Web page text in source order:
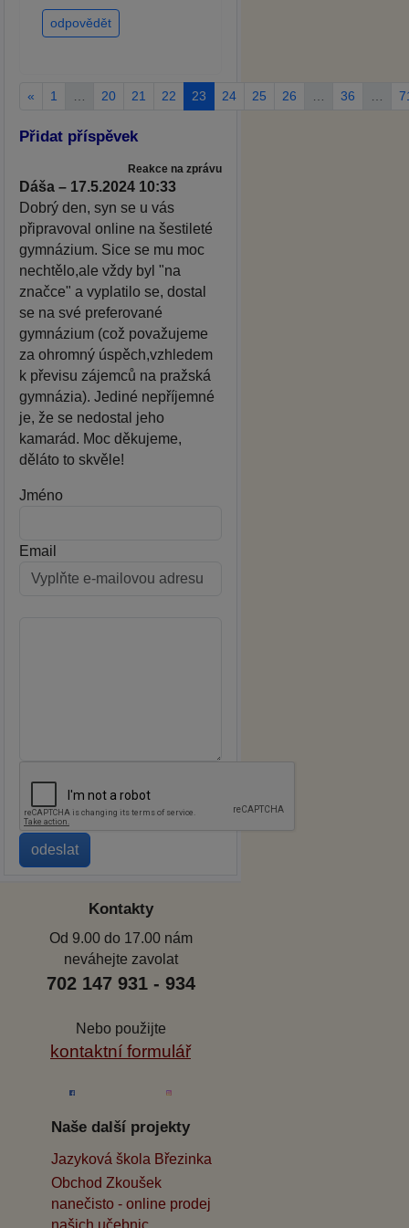
odpovědět
« 1 20 21 22 23 24 25 26 36
Přidat příspěvek
Reakce na zprávu
Dáša – 17.5.2024 10:33
Dobrý den, syn se u vás
připravoval online na šestileté
gymnázium. Sice se mu moc
nechtělo,ale vždy byl "na
značce" a vyplatilo se, dostal
se na své preferované
gymnázium (což považujeme
za ohromný úspěch,vzhledem
k převisu zájemců na pražská
gymnázia). Jediné nepříjemné
je, že se nedostal jeho
kamarád. Moc děkujeme,
děláto to skvěle!
Jméno
Email
Kontakty
Od 9.00 do 17.00 nám
neváhejte zavolat
702 147 931 - 934
Nebo použijte
kontaktní formulář
Naše další projekty
Jazyková škola Březinka
Obchod Zkoušek
nanečisto - online prodej
našich učebnic